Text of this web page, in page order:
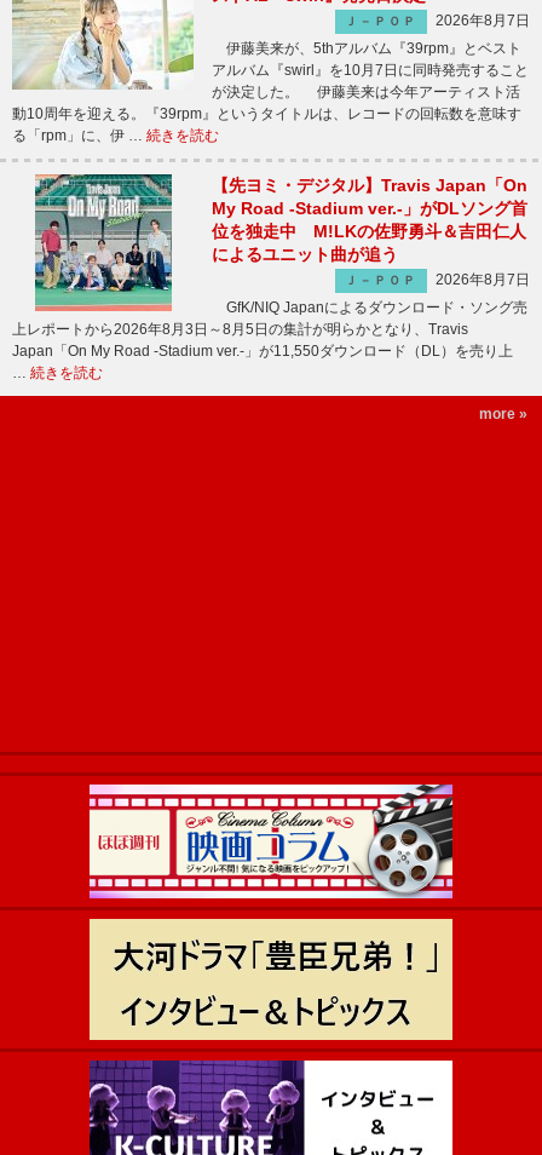
Ｊ－ＰＯＰ
2026年8月7日
伊藤美来が、5thアルバム『39rpm』とベスト
アルバム『swirl』を10月7日に同時発売すること
が決定した。 伊藤美来は今年アーティスト活
動10周年を迎える。『39rpm』というタイトルは、レコードの回転数を意味す
る「rpm」に、伊 … 続きを読む
【先ヨミ・デジタル】Travis Japan「On
My Road -Stadium ver.-」がDLソング首
位を独走中 M!LKの佐野勇斗＆吉田仁人
によるユニット曲が追う
Ｊ－ＰＯＰ
2026年8月7日
GfK/NIQ Japanによるダウンロード・ソング売
上レポートから2026年8月3日～8月5日の集計が明らかとなり、Travis
Japan「On My Road -Stadium ver.-」が11,550ダウンロード（DL）を売り上
… 続きを読む
more »